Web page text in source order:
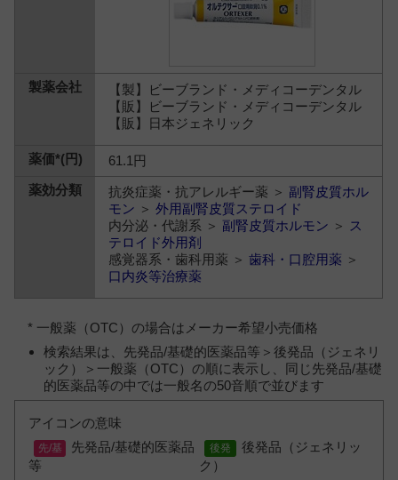
【製】ビーブランド・メディコーデンタル
【販】ビーブランド・メディコーデンタル
【販】日本ジェネリック
61.1円
抗炎症薬・抗アレルギー薬 ＞ 副腎皮質ホル
モン ＞外用副腎皮質ステロイド
内分泌・代謝系 ＞ 副腎皮質ホルモン ＞ ス
テロイド外用剤
感覚器系・歯科用薬 ＞歯科・口腔用薬 ＞
口内炎等治療薬
* 一般薬（OTC）の場合はメーカー希望小売価格
検索結果は、先発品/基礎的医薬品等＞後発品（ジェネリ
ック）＞一般薬（OTC）の順に表示し、同じ先発品/基礎
的医薬品等の中では一般名の50音順で並びます
アイコンの意味
先発品/基礎的医薬品
等
後発品（ジェネリッ
ク）